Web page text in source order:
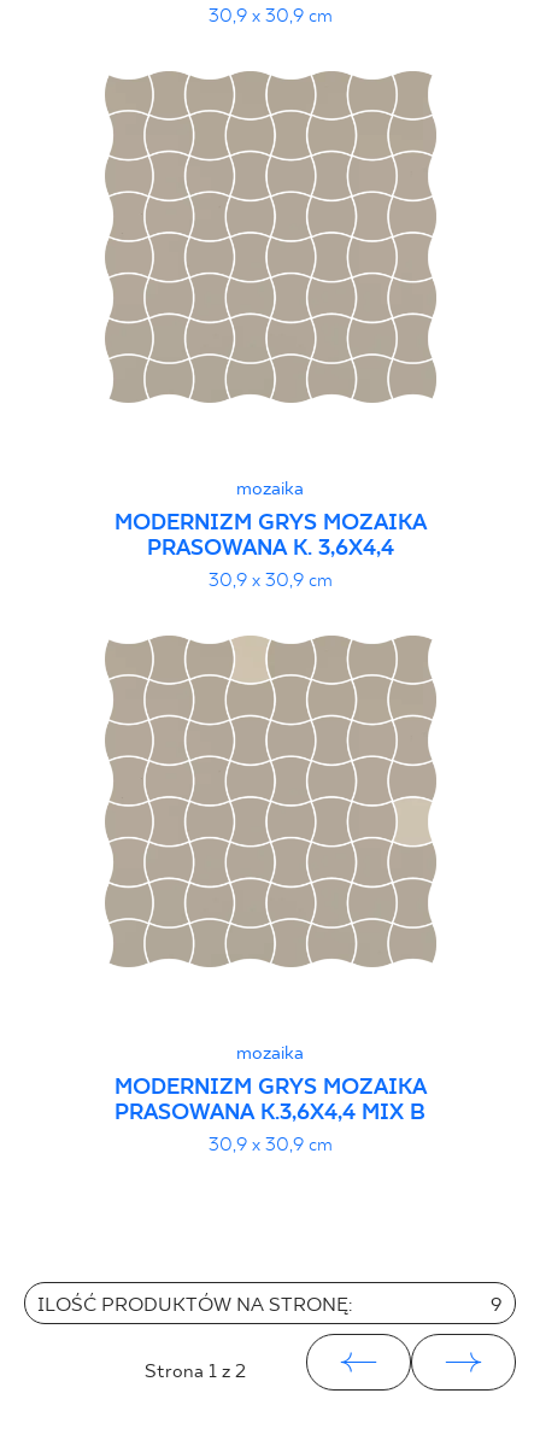
30,9 x 30,9 cm
mozaika
MODERNIZM GRYS MOZAIKA
PRASOWANA K. 3,6X4,4
30,9 x 30,9 cm
mozaika
MODERNIZM GRYS MOZAIKA
PRASOWANA K.3,6X4,4 MIX B
30,9 x 30,9 cm
ILOŚĆ PRODUKTÓW NA STRONĘ: 9
Strona 1 z 2